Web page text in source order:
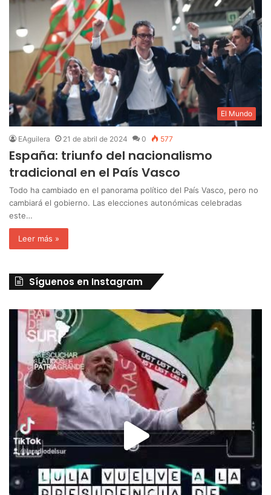
El Mundo
EAguilera 21 de abril de 2024 0 577
España: triunfo del nacionalismo
tradicional en el País Vasco
Todo ha cambiado en el panorama político del País Vasco, pero no
cambiará el gobierno. Las elecciones autonómicas celebradas
este…
Leer más »
Síguenos en Instagram